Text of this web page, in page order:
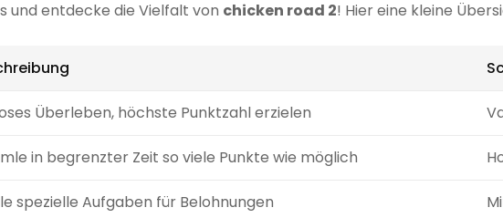
und entdecke die Vielfalt von chicken road 2! Hier eine kleine
Überleben, höchste Punktzahl erzielen
in begrenzter Zeit so viele Punkte wie möglich
spezielle Aufgaben für Belohnungen